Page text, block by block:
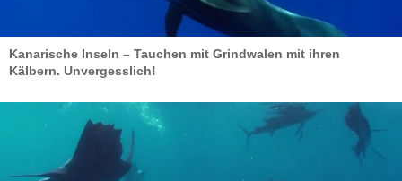
Kanarische Inseln – Tauchen mit Grindwalen mit ihren
Kälbern. Unvergesslich!